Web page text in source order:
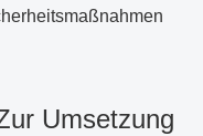
Umsetzung